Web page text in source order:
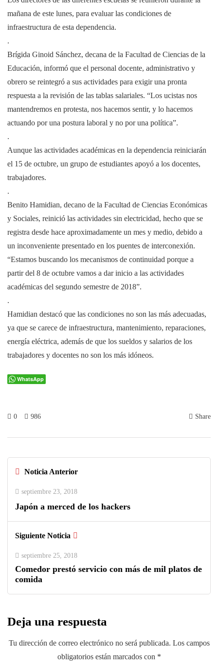
mañana de este lunes, para evaluar las condiciones de
infraestructura de esta dependencia.
.
Brígida Ginoid Sánchez, decana de la Facultad de Ciencias de la
Educación, informó que el personal docente, administrativo y
obrero se reintegró a sus actividades para exigir una pronta
respuesta a la revisión de las tablas salariales. “Los ucistas nos
mantendremos en protesta, nos hacemos sentir, y lo hacemos
actuando por una postura laboral y no por una política”.
.
Aunque las actividades académicas en la dependencia reiniciarán
el 15 de octubre, un grupo de estudiantes apoyó a los docentes,
trabajadores.
.
Benito Hamidian, decano de la Facultad de Ciencias Económicas
y Sociales, reinició las actividades sin electricidad, hecho que se
registra desde hace aproximadamente un mes y medio, debido a
un inconveniente presentado en los puentes de interconexión.
“Estamos buscando los mecanismos de continuidad porque a
partir del 8 de octubre vamos a dar inicio a las actividades
académicas del segundo semestre de 2018”.
.
Hamidian destacó que las condiciones no son las más adecuadas,
ya que se carece de infraestructura, mantenimiento, reparaciones,
energía eléctrica, además de que los sueldos y salarios de los
trabajadores y docentes no son los más idóneos.
WhatsApp
0 986 Share
Noticia Anterior
septiembre 23, 2018
Japón a merced de los hackers
Siguiente Noticia
septiembre 25, 2018
Comedor prestó servicio con más de mil platos de
comida
Deja una respuesta
Tu dirección de correo electrónico no será publicada. Los campos
obligatorios están marcados con *